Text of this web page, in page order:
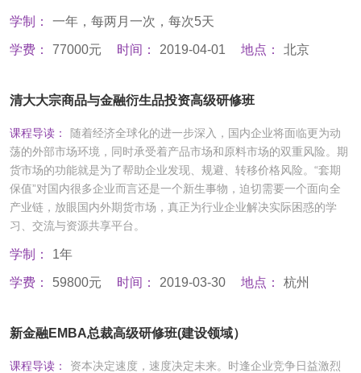
学制： 一年，每两月一次，每次5天
学费： 77000元 时间： 2019-04-01 地点： 北京
清大大宗商品与金融衍生品投资高级研修班
课程导读：
随着经济全球化的进一步深入，国内企业将面临更为动
荡的外部市场环境，同时承受着产品市场和原料市场的双重风险。期
货市场的功能就是为了帮助企业发现、规避、转移价格风险。“套期
保值”对国内很多企业而言还是一个新生事物，迫切需要一个面向全
产业链，放眼国内外期货市场，真正为行业企业解决实际困惑的学
习、交流与资源共享平台。
学制： 1年
学费： 59800元 时间： 2019-03-30 地点： 杭州
新金融EMBA总裁高级研修班(建设领域）
课程导读：
资本决定速度，速度决定未来。时逢企业竞争日益激烈